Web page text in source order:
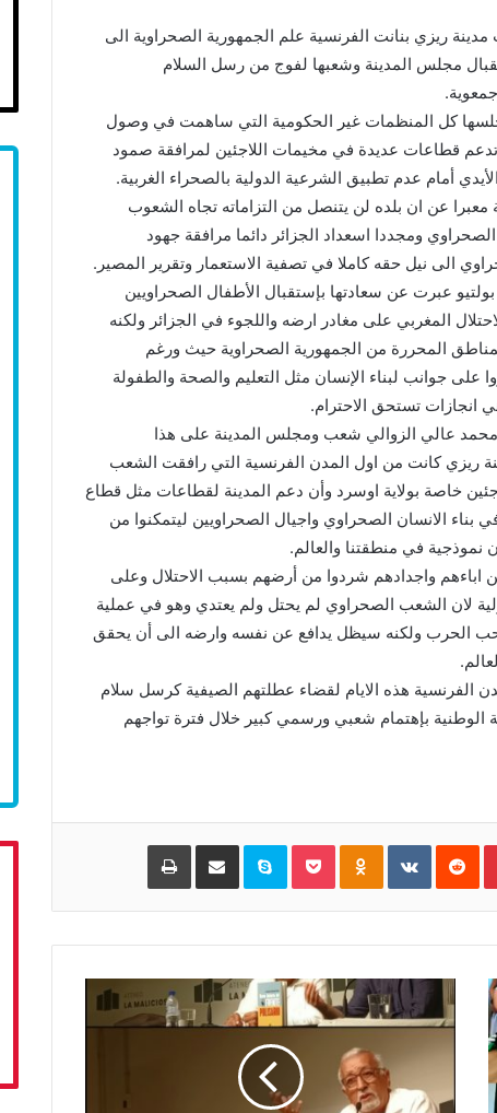
ريزي بنانت الفرنسية علم الجمهورية الصحراوية الى
مجلس المدينة وشعبها لفوج من رسل السلام
كل المنظمات غير الحكومية التي ساهمت في وصول
تدعم قطاعات عديدة في مخيمات اللاجئين لمرافقة صمود
أمام عدم تطبيق الشرعية الدولية بالصحراء الغربية.
معبرا عن ان بلده لن يتنصل من التزاماته تجاه الشعوب
ومجددا اسعداد الجزائر دائما مرافقة جهود
الى نيل حقه كاملا في تصفية الاستعمار وتقرير المصير.
عبرت عن سعادتها بإستقبال الأطفال الصحراويين
الاحتلال المغربي على مغادر ارضه واللجوء في الجزائر ولكنه
المحررة من الجمهورية الصحراوية حيث ورغم
جوانب لبناء الإنسان مثل التعليم والصحة والطفولة
انجازات تستحق الاحترام.
محمد عالي الزوالي شعب ومجلس المدينة على هذا
ريزي كانت من اول المدن الفرنسية التي رافقت الشعب
خاصة بولاية اوسرد وأن دعم المدينة لقطاعات مثل قطاع
الانسان الصحراوي واجيال الصحراويين ليتمكنوا من
في منطقتنا والعالم.
اباءهم واجدادهم شردوا من أرضهم بسبب الاحتلال وعلى
لان الشعب الصحراوي لم يحتل ولم يعتدي وهو في عملية
الحرب ولكنه سيظل يدافع عن نفسه وارضه الى أن يحقق
الفرنسية هذه الايام لقضاء عطلتهم الصيفية كرسل سلام
بإهتمام شعبي ورسمي كبير خلال فترة تواجهم
Pinterest
‏Reddit
‏VKontakte
Pocket
Skype مشاركة عبر البريد